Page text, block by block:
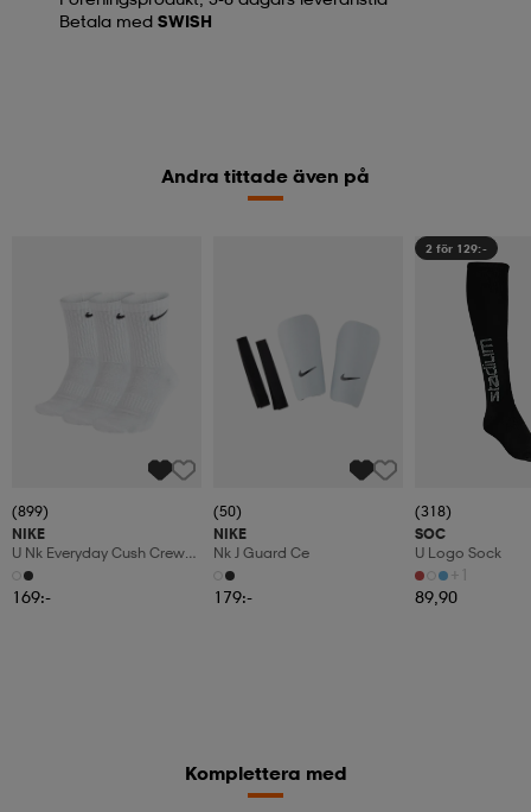
Betala med SWISH
Andra tittade även på
(899)
NIKE
U Nk Everyday Cush Crew
3pr
169:-
(50)
NIKE
Nk J Guard Ce
179:-
2 för 129:-
(318)
SOC
U Logo Sock
+1
89,90
Komplettera med